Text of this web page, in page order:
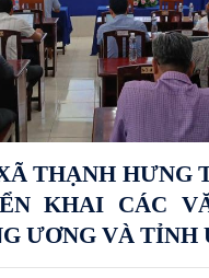
THẠNH HƯNG
KHAI CÁC
ƯƠNG VÀ TỈNH